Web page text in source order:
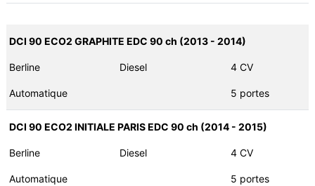
DCI 90 ECO2 GRAPHITE EDC 90 ch (2013 - 2014)
Berline Diesel 4 CV
Automatique 5 portes
DCI 90 ECO2 INITIALE PARIS EDC 90 ch (2014 - 2015)
Berline Diesel 4 CV
Automatique 5 portes